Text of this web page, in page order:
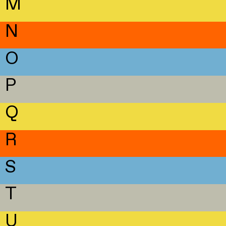
N
O
P
Q
R
S
T